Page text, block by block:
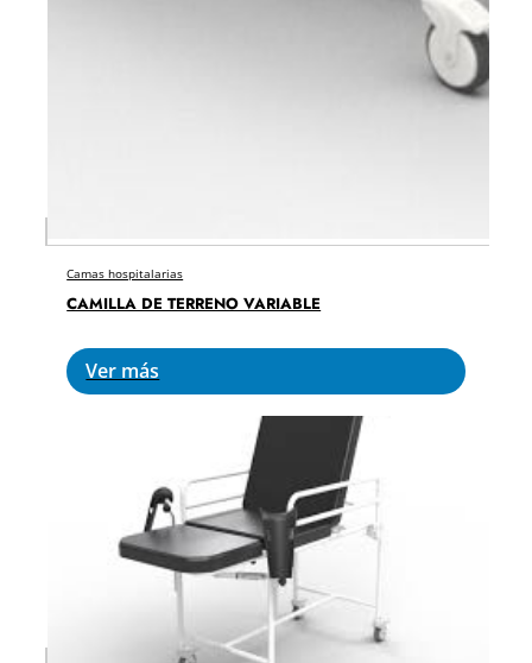
Camas hospitalarias
CAMILLA DE TERRENO VARIABLE
Ver más